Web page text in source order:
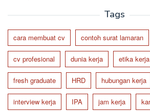
Tags
cara membuat cv contoh surat lamaran
cv profesional dunia kerja etika kerja
fresh graduate HRD hubungan kerja
interview kerja IPA jam kerja